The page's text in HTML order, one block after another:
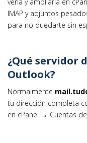
IMAP y adjuntos
para no quedarte sin
¿Qué servidor
Outlook?
Normalmente
tu dirección completa
en cPanel → Cuentas